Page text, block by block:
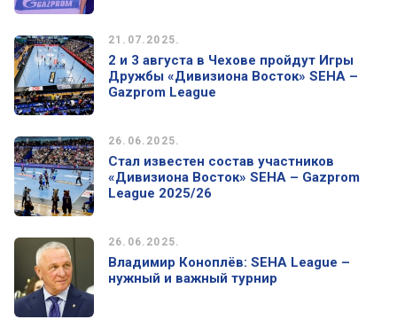
21.07.2025.
2 и 3 августа в Чехове пройдут Игры
Дружбы «Дивизиона Восток» SEHA –
Gazprom League
26.06.2025.
Стал известен состав участников
«Дивизиона Восток» SEHA – Gazprom
League 2025/26
26.06.2025.
Владимир Коноплёв: SEHA League –
нужный и важный турнир